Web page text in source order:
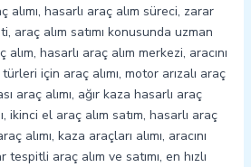
alımı, hasarlı araç alım süreci, zarar
araç alım satımı konusunda uzman
alım, hasarlı araç alım merkezi, aracını
için araç alımı, motor arızalı araç
araç alımı, ağır kaza hasarlı araç
ikinci el araç alım satım, hasarlı araç
alımı, kaza araçları alımı, aracını
araç alım ve satımı, en hızlı